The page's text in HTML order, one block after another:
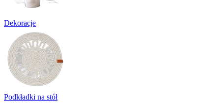
Dekoracje
Podkładki na stół